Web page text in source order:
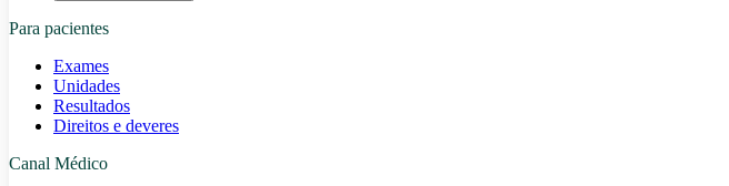
Para pacientes
Exames
Unidades
Resultados
Direitos e deveres
Canal Médico